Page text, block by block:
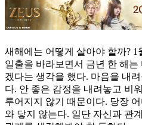
새해에는 어떻게 살아야 할까?
일출을 바라보면서 금년 한 해
겠다는 생각을 했다. 마음을 내
다. 안 좋은 감정을 내려놓고 비
루어지지 않기 때문이다. 당장
와 닿지 않는다. 일단 자신과 관